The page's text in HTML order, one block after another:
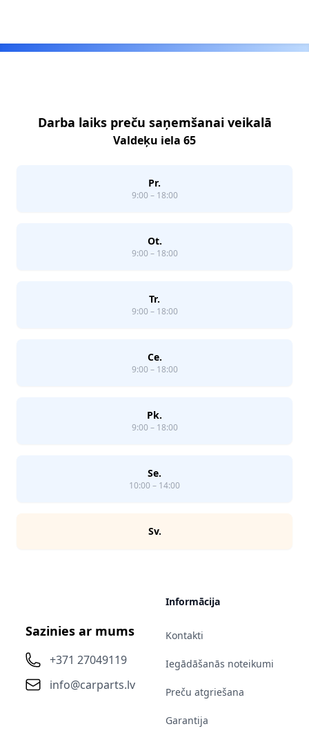
Darba laiks preču saņemšanai veikalā
Valdeķu iela 65
Pr.
9:00 – 18:00
Ot.
9:00 – 18:00
Tr.
9:00 – 18:00
Ce.
9:00 – 18:00
Pk.
9:00 – 18:00
Se.
10:00 – 14:00
Sv.
Sazinies ar mums
+371 27049119
info@carparts.lv
Informācija
Kontakti
Iegādāšanās noteikumi
Preču atgriešana
Garantija